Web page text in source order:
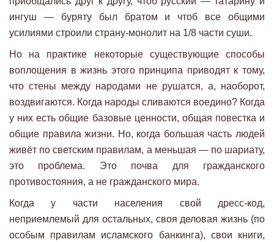
ингуш — буряту был братом и чтоб все общими
усилиями строили страну-монолит на 1/8 части суши.
Но на практике некоторые существующие способы
воплощения в жизнь этого принципа приводят к тому,
что стены между народами не рушатся, а, наоборот,
воздвигаются. Когда народы сливаются воедино? Когда
у них есть общие базовые ценности, общая повестка и
общие правила жизни. Но, когда большая часть людей
живёт по светским правилам, а меньшая — по шариату,
это проблема. Это почва для гражданского
противостояния, а не гражданского мира.
Когда у части населения свой дресс-код,
неприемлемый для остальных, своя деловая жизнь (по
особым правилам исламского банкинга), свои книги,